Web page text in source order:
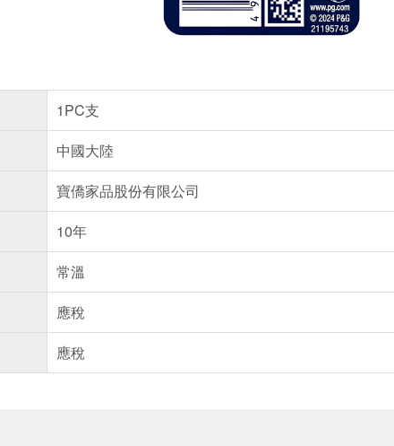
1PC支
中國大陸
寶僑家品股份有限公司
10年
常溫
應稅
應稅